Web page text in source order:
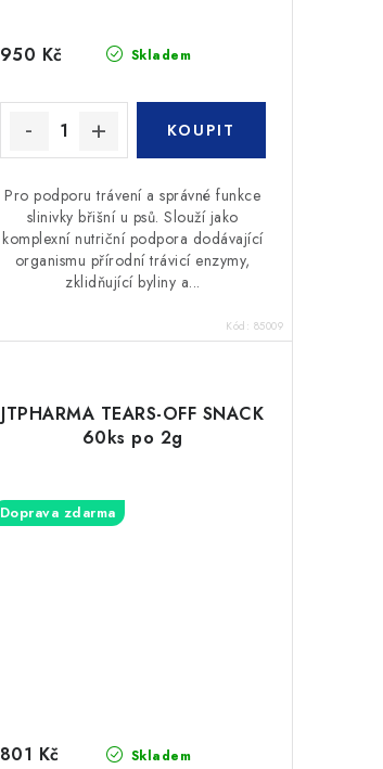
Skladem
950 Kč
Pro podporu trávení a správné funkce
slinivky břišní u psů. Slouží jako
komplexní nutriční podpora dodávající
organismu přírodní trávicí enzymy,
zklidňující byliny a...
Kód: 85009
JTPHARMA TEARS-OFF SNACK
60ks po 2g
Doprava zdarma
Skladem
801 Kč